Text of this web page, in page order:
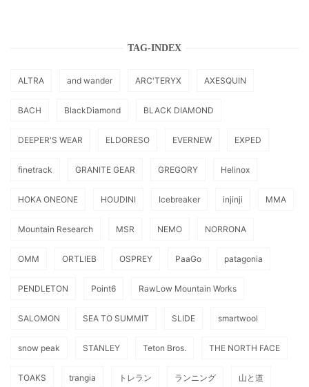
TAG-INDEX
ALTRA and wander ARC'TERYX AXESQUIN
BACH BlackDiamond BLACK DIAMOND
DEEPER'S WEAR ELDORESO EVERNEW EXPED
finetrack GRANITE GEAR GREGORY Helinox
HOKA ONEONE HOUDINI Icebreaker injinji MMA
Mountain Research MSR NEMO NORRONA
OMM ORTLIEB OSPREY PaaGo patagonia
PENDLETON Point6 RawLow Mountain Works
SALOMON SEA TO SUMMIT SLIDE smartwool
snow peak STANLEY Teton Bros. THE NORTH FACE
TOAKS trangia トレラン ランニング 山と道